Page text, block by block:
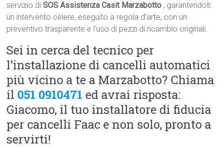
servizio di SOS Assistenza Casit Marzabotto , garantendoti
un intervento celere, eseguito a regola d’arte, con un
preventivo trasparente e l’uso di pezzi di ricambio originali.
Sei in cerca del tecnico per
l’installazione di cancelli automatici
più vicino a te a Marzabotto? Chiama
il 051 0910471 ed avrai risposta:
Giacomo, il tuo installatore di fiducia
per cancelli Faac e non solo, pronto a
servirti!